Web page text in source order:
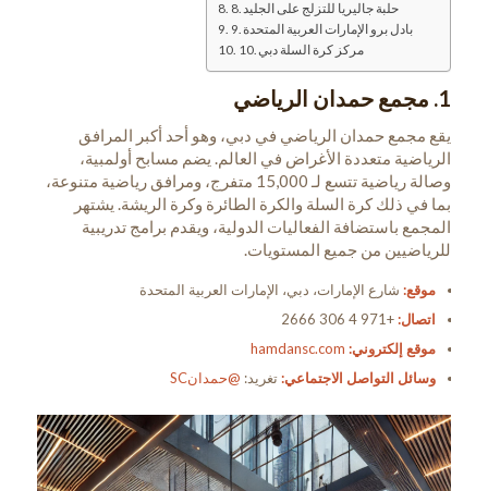
8. حلبة جاليريا للتزلج على الجليد
9. بادل برو الإمارات العربية المتحدة
10. مركز كرة السلة دبي
1. مجمع حمدان الرياضي
يقع مجمع حمدان الرياضي في دبي، وهو أحد أكبر المرافق
الرياضية متعددة الأغراض في العالم. يضم مسابح أولمبية،
وصالة رياضية تتسع لـ 15,000 متفرج، ومرافق رياضية متنوعة،
بما في ذلك كرة السلة والكرة الطائرة وكرة الريشة. يشتهر
المجمع باستضافة الفعاليات الدولية، ويقدم برامج تدريبية
للرياضيين من جميع المستويات.
موقع:شارع الإمارات، دبي، الإمارات العربية المتحدة
اتصال:+971 4 306 2666
موقع إلكتروني: hamdansc.com
وسائل التواصل الاجتماعي:تغريد: @حمدانSC